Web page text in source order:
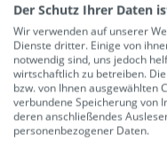
Der Schutz Ihrer Daten
Wir verwenden auf unserer
Dienste dritter. Einige von
notwendig sind, uns jedoch
wirtschaftlich zu betreiben.
bzw. von Ihnen ausgewählten
verbundene Speicherung von
deren anschließendes
personenbezogener Daten.